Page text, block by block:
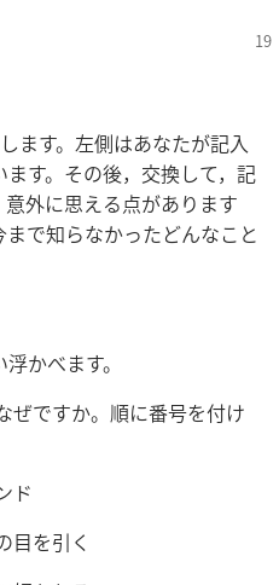
ます。左側はあなたが記入
す。その後，交換して，記
外に思える点があります
で知らなかったどんなこと
かべます。
ですか。順に番号を付け
ド
目を引く